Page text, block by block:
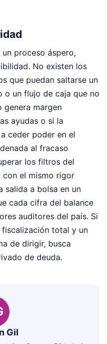
proceso áspero,
No existen los
que puedan saltarse un
o un flujo de caja que no
genera margen
ayudas o si la
ceder poder en el
al fracaso
los filtros del
con el mismo rigor
salida a bolsa en un
cada cifra del balance
auditores del país. Si
fiscalización total y un
de dirigir, busca
de deuda.
Gil